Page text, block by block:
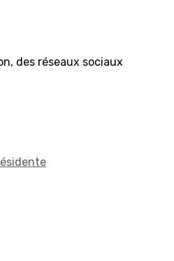
des réseaux sociaux